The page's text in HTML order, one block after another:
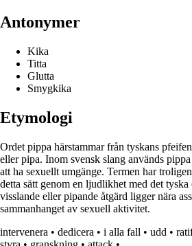
Antonymer
Kika
Titta
Glutta
Smygkika
Etymologi
Ordet pippa härstammar från tyskans
eller pipa. Inom svensk slang används
att ha sexuellt umgänge. Termen har
detta sätt genom en ljudlikhet med det
visslande eller pipande åtgärd ligger nära
sammanhanget av sexuell aktivitet.
intervenera • dedicera • i alla fall • udd •